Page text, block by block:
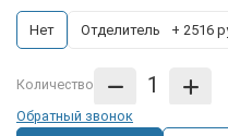
Нет Отделитель + 2516
Количество
Обратный звонок